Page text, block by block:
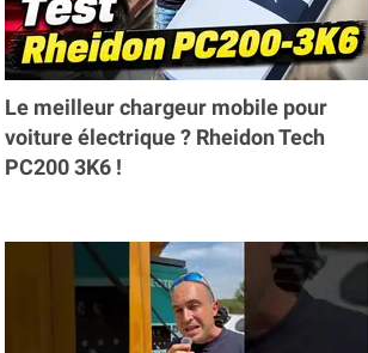
Le meilleur chargeur mobile pour
voiture électrique ? Rheidon Tech
PC200 3K6 !